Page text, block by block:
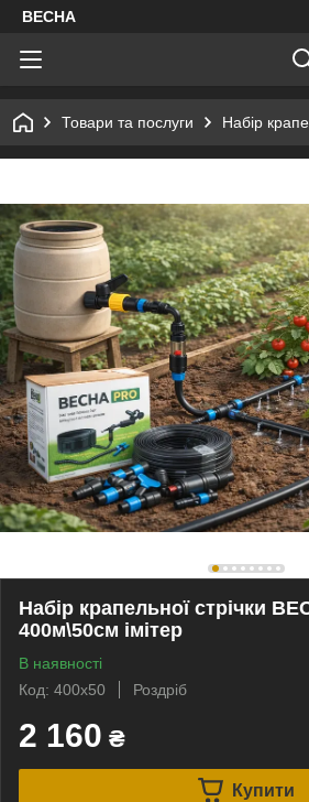
ВЕСНА
Товари та послуги Набір
Набір крапельної стрічки
400м\50см імітер
В наявності
Код: 400х50
Роздріб
2 160 ₴
Купити